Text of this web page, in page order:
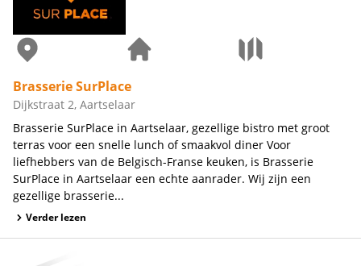
Brasserie SurPlace
Dijkstraat 2, Aartselaar
Brasserie SurPlace in Aartselaar, gezellige bistro met groot
terras voor een snelle lunch of smaakvol diner Voor
liefhebbers van de Belgisch-Franse keuken, is Brasserie
SurPlace in Aartselaar een echte aanrader. Wij zijn een
gezellige brasserie...
Verder lezen